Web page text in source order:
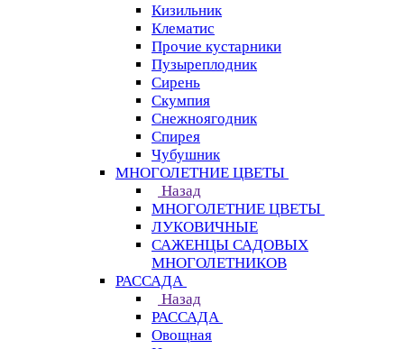
Кизильник
Клематис
Прочие кустарники
Пузыреплодник
Сирень
Скумпия
Снежноягодник
Спирея
Чубушник
МНОГОЛЕТНИЕ ЦВЕТЫ
Назад
МНОГОЛЕТНИЕ ЦВЕТЫ
ЛУКОВИЧНЫЕ
САЖЕНЦЫ САДОВЫХ
МНОГОЛЕТНИКОВ
РАССАДА
Назад
РАССАДА
Овощная